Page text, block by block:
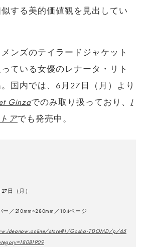
する美的価値観を見出してい
ンズのテイラードジャケット
ている女優のレナータ・リト
国内では、6月27日（月）より
Ginzaでのみ取り扱っており、 I
アでも発売中。
日（月）
ー／210mm×280mm／104ページ
store#!/Gosha-TDOMD/p/65